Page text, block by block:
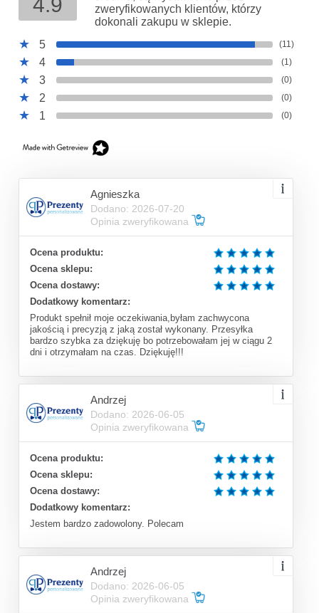
zweryfikowanych klientów, którzy
dokonali zakupu w sklepie.
5
(11)
4 (1)
3 (0)
2 (0)
1 (0)
Agnieszka
Dodano: 2026-07-20
Opinia zweryfikowana
Ocena produktu:
Ocena sklepu:
Ocena dostawy:
Dodatkowy komentarz:
Produkt spełnił moje oczekiwania,byłam zachwycona
jakością i precyzją z jaką został wykonany. Przesyłka
bardzo szybka za dziękuję bo potrzebowałam jej w ciągu 2
dni i otrzymałam na czas. Dziękuję!!!
Andrzej
Dodano: 2026-06-05
Opinia zweryfikowana
Ocena produktu:
Ocena sklepu:
Ocena dostawy:
Dodatkowy komentarz:
Jestem bardzo zadowolony. Polecam
Andrzej
Dodano: 2026-06-05
Opinia zweryfikowana